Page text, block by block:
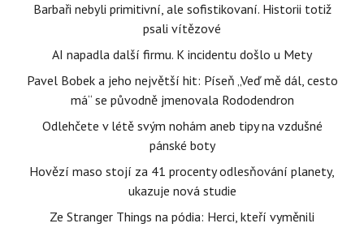
Barbaři nebyli primitivní, ale sofistikovaní. Historii totiž
psali vítězové
AI napadla další firmu. K incidentu došlo u Mety
Pavel Bobek a jeho největší hit: Píseň „Veď mě dál, cesto
má“ se původně jmenovala Rododendron
Odlehčete v létě svým nohám aneb tipy na vzdušné
pánské boty
Hovězí maso stojí za 41 procenty odlesňování planety,
ukazuje nová studie
Ze Stranger Things na pódia: Herci, kteří vyměnili